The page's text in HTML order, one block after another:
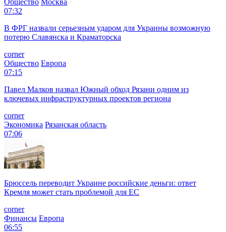
07:32
В ФРГ назвали серьезным ударом для Украины возможную
потерю Славянска и Краматорска
corner
Общество Европа
07:15
Павел Малков назвал Южный обход Рязани одним из
ключевых инфраструктурных проектов региона
corner
Экономика Рязанская область
07:06
Брюссель переводит Украине российские деньги: ответ
Кремля может стать проблемой для EC
corner
Финансы Европа
06:55